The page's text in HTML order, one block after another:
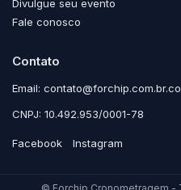
Divulgue seu evento
Fale conosco
Contato
Email:
CNPJ: 10.492.953/0001-78
Facebook Instagram